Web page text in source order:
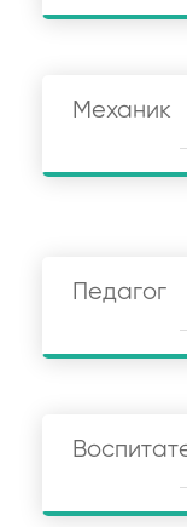
Механик
Педагог